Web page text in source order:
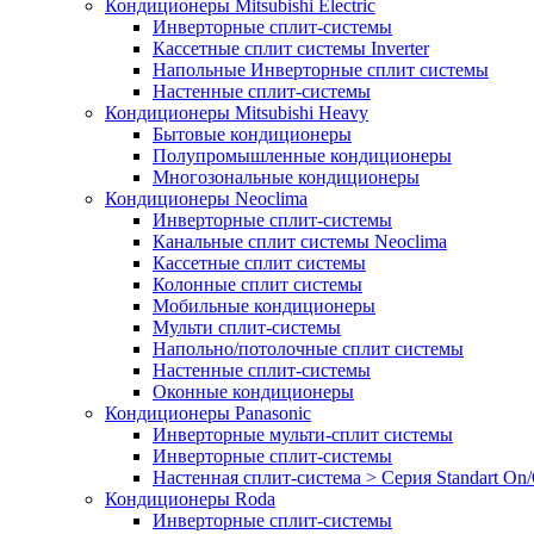
Кондиционеры Mitsubishi Electric
Инверторные сплит-системы
Кассетные сплит системы Inverter
Напольные Инверторные сплит системы
Настенные сплит-системы
Кондиционеры Mitsubishi Heavy
Бытовые кондиционеры
Полупромышленные кондиционеры
Многозональные кондиционеры
Кондиционеры Neoclima
Инверторные сплит-системы
Канальные сплит системы Neoclima
Кассетные сплит системы
Колонные сплит системы
Мобильные кондиционеры
Мульти сплит-системы
Напольно/потолочные сплит системы
Настенные сплит-системы
Оконные кондиционеры
Кондиционеры Panasonic
Инверторные мульти-сплит системы
Инверторные сплит-системы
Настенная сплит-система > Серия Standart
Кондиционеры Roda
Инверторные сплит-системы